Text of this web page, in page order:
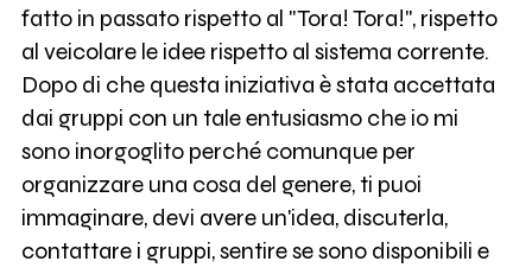
fatto in passato rispetto al "Tora! Tora!", rispetto
al veicolare le idee rispetto al sistema corrente.
Dopo di che questa iniziativa è stata accettata
dai gruppi con un tale entusiasmo che io mi
sono inorgoglito perché comunque per
organizzare una cosa del genere, ti puoi
immaginare, devi avere un'idea, discuterla,
contattare i gruppi, sentire se sono disponibili e